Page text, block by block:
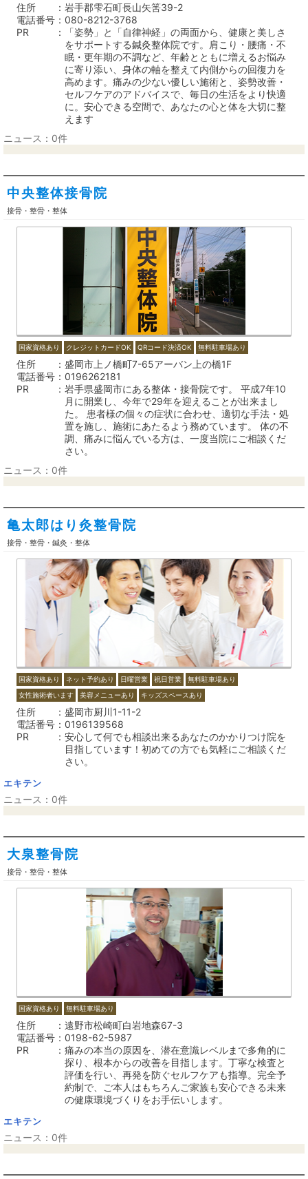
住所
岩手郡雫石町長山矢筈39-2
電話番号
080-8212-3768
PR
「姿勢」と「自律神経」の両面から、健康と美しさ
をサポートする鍼灸整体院です。肩こり・腰痛・不
眠・更年期の不調など、年齢とともに増えるお悩み
に寄り添い、身体の軸を整えて内側からの回復力を
高めます。痛みの少ない優しい施術と、姿勢改善・
セルフケアのアドバイスで、毎日の生活をより快適
に。安心できる空間で、あなたの心と体を大切に整
えます
ニュース：0件
中央整体接骨院
接骨・整骨・整体
国家資格あり クレジットカードOK QRコード決済OK 無料駐車場あり
住所
盛岡市上ノ橋町7-65アーバン上の橋1F
電話番号
0196262181
PR
岩手県盛岡市にある整体・接骨院です。 平成7年10
月に開業し、今年で29年を迎えることが出来まし
た。 患者様の個々の症状に合わせ、適切な手法・処
置を施し、施術にあたるよう務めています。 体の不
調、痛みに悩んでいる方は、一度当院にご相談くだ
さい。
ニュース：0件
亀太郎はり灸整骨院
接骨・整骨・鍼灸・整体
国家資格あり ネット予約あり 日曜営業 祝日営業
無料駐車場あり
女性施術者います
美容メニューあり キッズスペースあり
住所
盛岡市厨川1-11-2
電話番号
0196139568
PR
安心して何でも相談出来るあなたのかかりつけ院を
目指しています！初めての方でも気軽にご相談くだ
さい。
エキテン
ニュース：0件
大泉整骨院
接骨・整骨・整体
国家資格あり 無料駐車場あり
住所
遠野市松崎町白岩地森67-3
電話番号
0198-62-5987
PR
痛みの本当の原因を、潜在意識レベルまで多角的に
探り、根本からの改善を目指します。丁寧な検査と
評価を行い、再発を防ぐセルフケアも指導。完全予
約制で、ご本人はもちろんご家族も安心できる未来
の健康環境づくりをお手伝いします。
エキテン
ニュース：0件